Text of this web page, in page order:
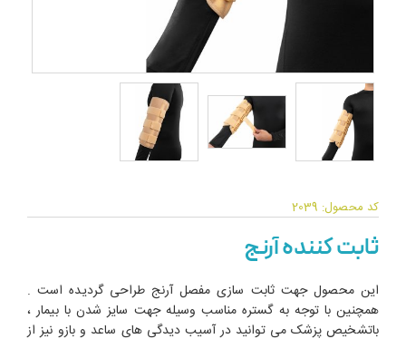
کد محصول: 2039
ثابت کننده آرنج
این محصول جهت ثابت سازی مفصل آرنج طراحی گردیده است .
همچنین با توجه به گستره مناسب وسیله جهت سایز شدن با بیمار ،
باتشخیص پزشک می توانید در آسیب دیدگی های ساعد و بازو نیز از